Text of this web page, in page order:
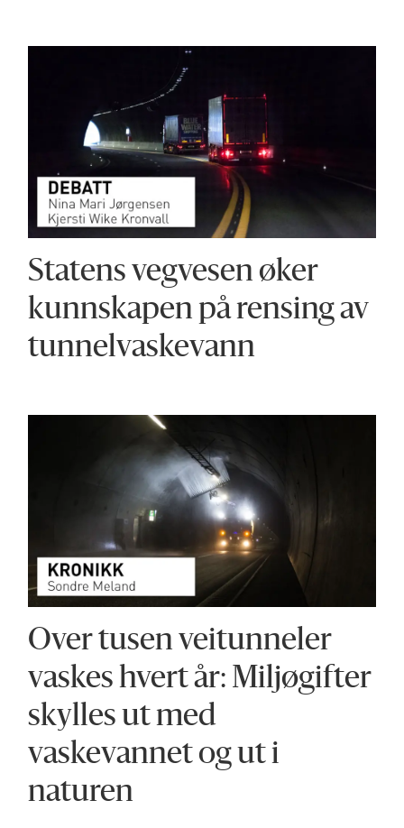
Statens vegvesen øker
kunnskapen på rensing av
tunnelvaskevann
Over tusen veitunneler
vaskes hvert år: Miljøgifter
skylles ut med
vaskevannet og ut i
naturen